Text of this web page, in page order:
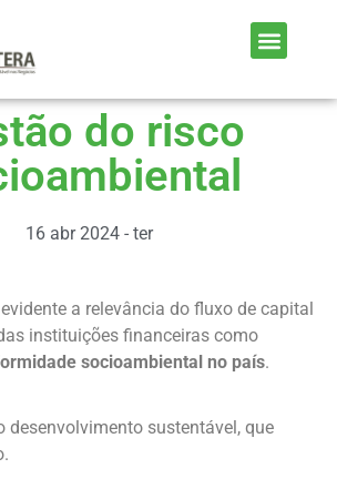
do risco
16 abr 2024 - ter
a relevância do fluxo de capital
instituições financeiras como
socioambiental no país.
desenvolvimento sustentável, que